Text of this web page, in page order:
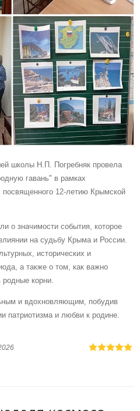
школы Н.П. Погребняк провела
гавань" в рамках
посвященного 12-летию Крымской
о значимости события, которое
на судьбу Крыма и России.
исторических и
а также о том, как важно
родные корни.
и вдохновляющим, побудив
патриотизма и любви к родине.